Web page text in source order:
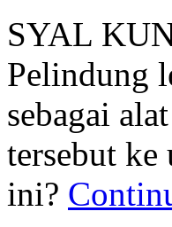
SYAL
Pelindung
sebagai
tersebut ke
ini?